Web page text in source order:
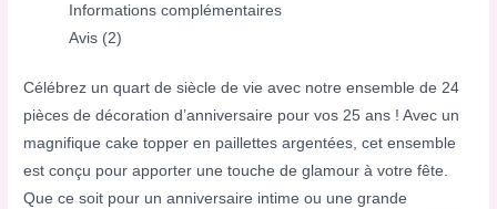
Informations complémentaires
Avis (2)
Célébrez un quart de siècle de vie avec notre ensemble de 24
pièces de décoration d’anniversaire pour vos 25 ans ! Avec un
magnifique cake topper en paillettes argentées, cet ensemble
est conçu pour apporter une touche de glamour à votre fête.
Que ce soit pour un anniversaire intime ou une grande